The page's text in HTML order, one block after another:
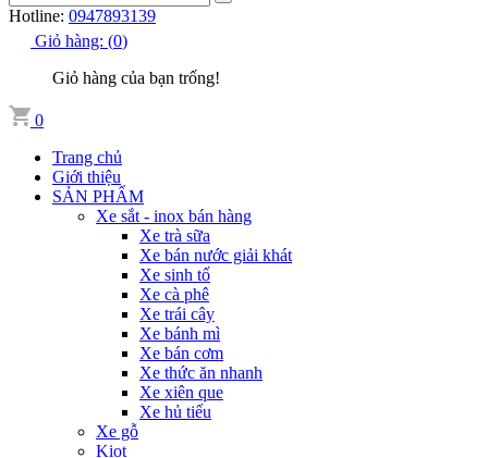
Hotline: 0947893139
Giỏ hàng: (0)
Giỏ hàng của bạn trống!
0
Trang chủ
Giới thiệu
SẢN PHẨM
Xe sắt - inox bán hàng
Xe trà sữa
Xe bán nước giải khát
Xe sinh tố
Xe cà phê
Xe trái cây
Xe bánh mì
Xe bán cơm
Xe thức ăn nhanh
Xe xiên que
Xe hủ tiếu
Xe gỗ
Kiot